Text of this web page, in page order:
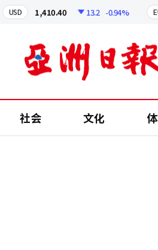
USD 1,410.40 13.2 -0.94% EUR
社会 文化